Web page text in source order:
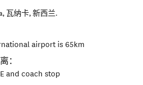
, 瓦纳卡, 新西兰.
airport is 65km
：
and coach stop